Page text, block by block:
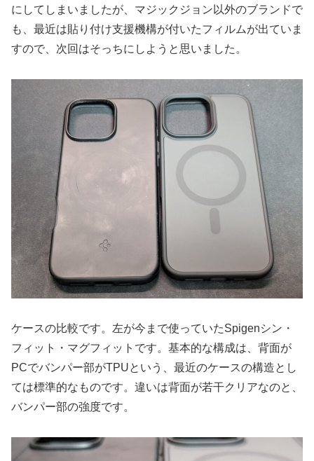
にしてしまいましたが、マジックジョン以外のブランドで
も、最近は貼り付け支援機構が付いたフィルムが出ていま
すので、次回はそっちにしようと思いました。
ケースの比較です。左が今まで使っていたSpigenシン・
フィット・マグフィットです。基本的な構成は、背面が
PCでバンパー部がTPUという、最近のケースの構造とし
ては標準的なものです。違いは背面が若干クリアなのと、
バンパー部の強度です。